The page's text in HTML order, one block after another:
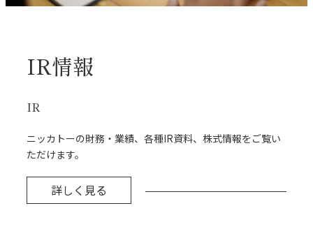
IR情報
IR
ニッカトーの財務・業績、各種IR資料、株式情報をご覧い
ただけます。
詳しく見る